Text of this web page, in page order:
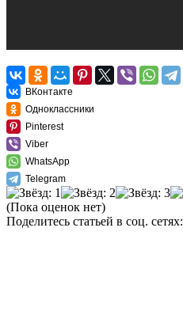
ВКонтакте
Одноклассники
Pinterest
Viber
WhatsApp
Telegram
(Пока оценок нет)
Поделитесь статьей в соц. сетях: